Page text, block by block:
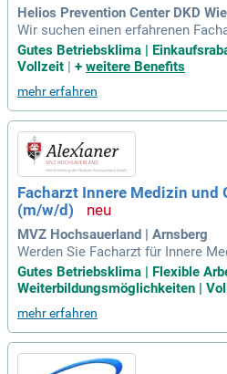
Helios Prevention Center DKD
Wir suchen einen erfahrenen
astroenterologie (m/w/d) zur
Check-up-Teams in Wiesbaden.
uelle Beratungen. Zudem sind
opische Untersuchungen und
anderen Ärzt:innen. Wir legen
liche medizinische Beratung und
er Patient:innen. Idealerweise
räventionsmedizin und in der
e sich jetzt und gestalten Sie mit
undheitskonzepte!
Gutes Betriebsklima |
Vollzeit
+ weitere Benefits
mehr erfahren
Facharzt Innere Medizin und
(m/w/d)
MVZ Hochsauerland | Arnsberg
Werden Sie Facharzt für Innere
ie (m/w/d) in unserem MVZ in
kung für unser etabliertes Team
hkeit, ambulant zu arbeiten. Mit
erfolgreich geführten Praxis
starken Gesundheitskonzerns. In
rwarten Sie kurze Wege und
dem haben Sie die Chance,
Gutes Betriebsklima | Flexible
Weiterbildungsmöglichkeiten |
mehr erfahren